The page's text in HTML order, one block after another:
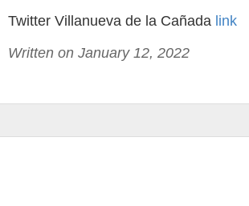
Twitter Villanueva de la Cañada link
Written on January 12, 2022